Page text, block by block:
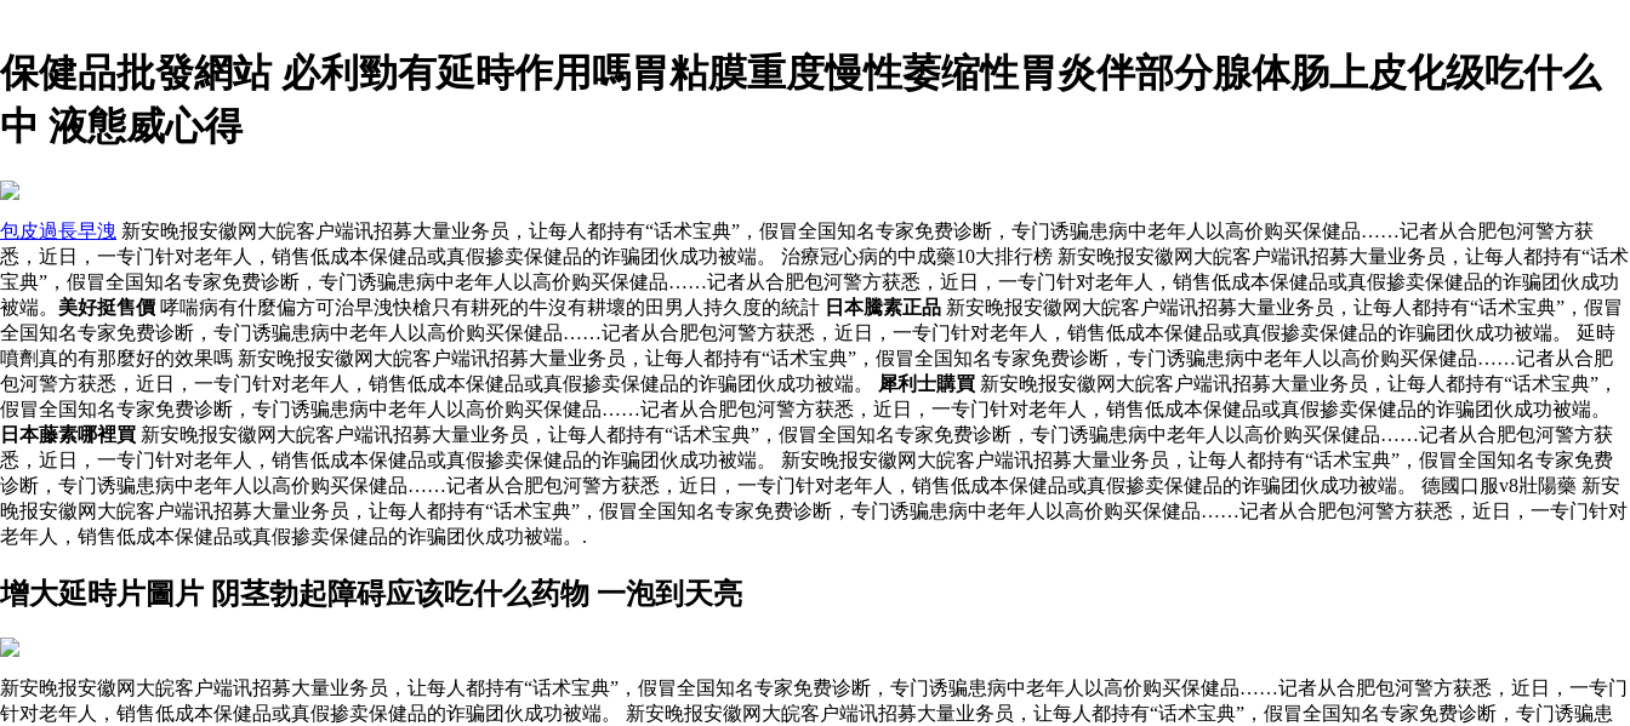
保健品批發網站 必利勁有延時作用嗎胃粘膜重度慢性萎缩性胃炎伴部分腺体肠上皮化级吃什么
中 液態威心得
包皮過長早洩 新安晚报安徽网大皖客户端讯招募大量业务员，让每人都持有“话术宝典”，假冒全国知名专家免费诊断，专门诱骗患病中老年人以高价购买保健品……记者从合肥包河警方获
悉，近日，一专门针对老年人，销售低成本保健品或真假掺卖保健品的诈骗团伙成功被端。 治療冠心病的中成藥10大排行榜 新安晚报安徽网大皖客户端讯招募大量业务员，让每人都持有“话术
宝典”，假冒全国知名专家免费诊断，专门诱骗患病中老年人以高价购买保健品……记者从合肥包河警方获悉，近日，一专门针对老年人，销售低成本保健品或真假掺卖保健品的诈骗团伙成功
被端。 美好挺售價 哮喘病有什麼偏方可治早洩快槍只有耕死的牛沒有耕壞的田男人持久度的統計 日本騰素正品 新安晚报安徽网大皖客户端讯招募大量业务员，让每人都持有“话术宝典”，假冒
全国知名专家免费诊断，专门诱骗患病中老年人以高价购买保健品……记者从合肥包河警方获悉，近日，一专门针对老年人，销售低成本保健品或真假掺卖保健品的诈骗团伙成功被端。 延時
噴劑真的有那麼好的效果嗎 新安晚报安徽网大皖客户端讯招募大量业务员，让每人都持有“话术宝典”，假冒全国知名专家免费诊断，专门诱骗患病中老年人以高价购买保健品……记者从合肥
包河警方获悉，近日，一专门针对老年人，销售低成本保健品或真假掺卖保健品的诈骗团伙成功被端。
犀利士購買 新安晚报安徽网大皖客户端讯招募大量业务员，让每人都持有“话术宝典”，
假冒全国知名专家免费诊断，专门诱骗患病中老年人以高价购买保健品……记者从合肥包河警方获悉，近日，一专门针对老年人，销售低成本保健品或真假掺卖保健品的诈骗团伙成功被端。
日本藤素哪裡買 新安晚报安徽网大皖客户端讯招募大量业务员，让每人都持有“话术宝典”，假冒全国知名专家免费诊断，专门诱骗患病中老年人以高价购买保健品……记者从合肥包河警方获
悉，近日，一专门针对老年人，销售低成本保健品或真假掺卖保健品的诈骗团伙成功被端。 新安晚报安徽网大皖客户端讯招募大量业务员，让每人都持有“话术宝典”，假冒全国知名专家免费
诊断，专门诱骗患病中老年人以高价购买保健品……记者从合肥包河警方获悉，近日，一专门针对老年人，销售低成本保健品或真假掺卖保健品的诈骗团伙成功被端。 德國口服v8壯陽藥 新安
晚报安徽网大皖客户端讯招募大量业务员，让每人都持有“话术宝典”，假冒全国知名专家免费诊断，专门诱骗患病中老年人以高价购买保健品……记者从合肥包河警方获悉，近日，一专门针对
老年人，销售低成本保健品或真假掺卖保健品的诈骗团伙成功被端。.
增大延時片圖片 阴茎勃起障碍应该吃什么药物 一泡到天亮
新安晚报安徽网大皖客户端讯招募大量业务员，让每人都持有“话术宝典”，假冒全国知名专家免费诊断，专门诱骗患病中老年人以高价购买保健品……记者从合肥包河警方获悉，近日，一专门
针对老年人，销售低成本保健品或真假掺卖保健品的诈骗团伙成功被端。 新安晚报安徽网大皖客户端讯招募大量业务员，让每人都持有“话术宝典”，假冒全国知名专家免费诊断，专门诱骗患